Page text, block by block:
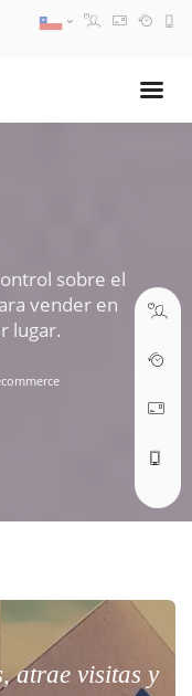
sobre el
vender en
lugar.
atrae visitas y
ABRIR TICKET